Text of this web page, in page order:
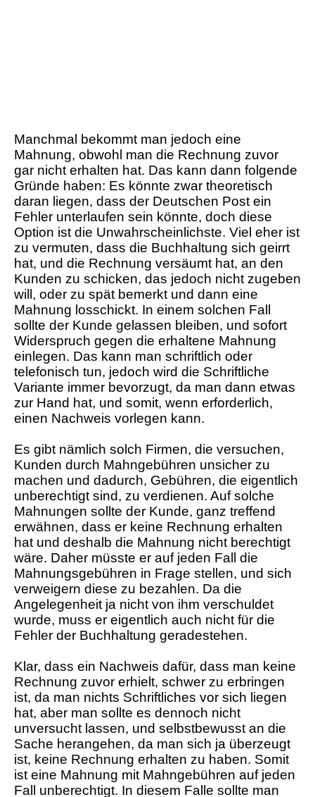
Manchmal bekommt man jedoch eine
Mahnung, obwohl man die Rechnung zuvor
gar nicht erhalten hat. Das kann dann folgende
Gründe haben: Es könnte zwar theoretisch
daran liegen, dass der Deutschen Post ein
Fehler unterlaufen sein könnte, doch diese
Option ist die Unwahrscheinlichste. Viel eher ist
zu vermuten, dass die Buchhaltung sich geirrt
hat, und die Rechnung versäumt hat, an den
Kunden zu schicken, das jedoch nicht zugeben
will, oder zu spät bemerkt und dann eine
Mahnung losschickt. In einem solchen Fall
sollte der Kunde gelassen bleiben, und sofort
Widerspruch gegen die erhaltene Mahnung
einlegen. Das kann man schriftlich oder
telefonisch tun, jedoch wird die Schriftliche
Variante immer bevorzugt, da man dann etwas
zur Hand hat, und somit, wenn erforderlich,
einen Nachweis vorlegen kann.
Es gibt nämlich solch Firmen, die versuchen,
Kunden durch Mahngebühren unsicher zu
machen und dadurch, Gebühren, die eigentlich
unberechtigt sind, zu verdienen. Auf solche
Mahnungen sollte der Kunde, ganz treffend
erwähnen, dass er keine Rechnung erhalten
hat und deshalb die Mahnung nicht berechtigt
wäre. Daher müsste er auf jeden Fall die
Mahnungsgebühren in Frage stellen, und sich
verweigern diese zu bezahlen. Da die
Angelegenheit ja nicht von ihm verschuldet
wurde, muss er eigentlich auch nicht für die
Fehler der Buchhaltung geradestehen.
Klar, dass ein Nachweis dafür, dass man keine
Rechnung zuvor erhielt, schwer zu erbringen
ist, da man nichts Schriftliches vor sich liegen
hat, aber man sollte es dennoch nicht
unversucht lassen, und selbstbewusst an die
Sache herangehen, da man sich ja überzeugt
ist, keine Rechnung erhalten zu haben. Somit
ist eine Mahnung mit Mahngebühren auf jeden
Fall unberechtigt. In diesem Falle sollte man